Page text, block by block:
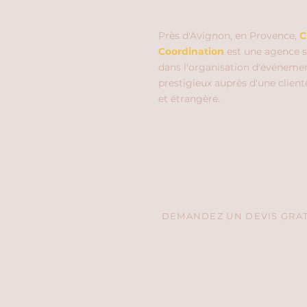
Près d'Avignon, en Provence,
Coordination est une agence
dans l'organisation
prestigieux auprès d'une
et étrangère.
DEMANDEZ UN DEVIS